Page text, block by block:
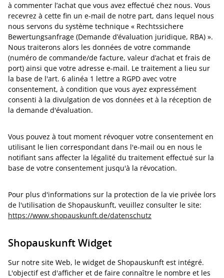
à commenter l’achat que vous avez effectué chez nous. Vous
recevrez à cette fin un e-mail de notre part, dans lequel nous
nous servons du système technique « Rechtssichere
Bewertungsanfrage (Demande d’évaluation juridique, RBA) ».
Nous traiterons alors les données de votre commande
(numéro de commande/de facture, valeur d’achat et frais de
port) ainsi que votre adresse e-mail. Le traitement a lieu sur
la base de l'art. 6 alinéa 1 lettre a RGPD avec votre
consentement, à condition que vous ayez expressément
consenti à la divulgation de vos données et à la réception de
la demande d'évaluation.
Vous pouvez à tout moment révoquer votre consentement en
utilisant le lien correspondant dans l'e-mail ou en nous le
notifiant sans affecter la légalité du traitement effectué sur la
base de votre consentement jusqu'à la révocation.
Pour plus d'informations sur la protection de la vie privée lors
de l'utilisation de Shopauskunft, veuillez consulter le site:
https://www.shopauskunft.de/datenschutz
Shopauskunft Widget
Sur notre site Web, le widget de Shopauskunft est intégré.
L'objectif est d'afficher et de faire connaître le nombre et les